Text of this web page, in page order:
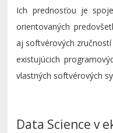
Ich prednosťou je
orientovaných
aj softvérových
existujúcich
vlastných softvérových
Data Science v